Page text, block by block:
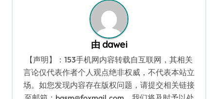
由 dawei
【声明】：153手机网内容转载自互联网，其相关
言论仅代表作者个人观点绝非权威，不代表本站立
场。如您发现内容存在版权问题，请提交相关链接